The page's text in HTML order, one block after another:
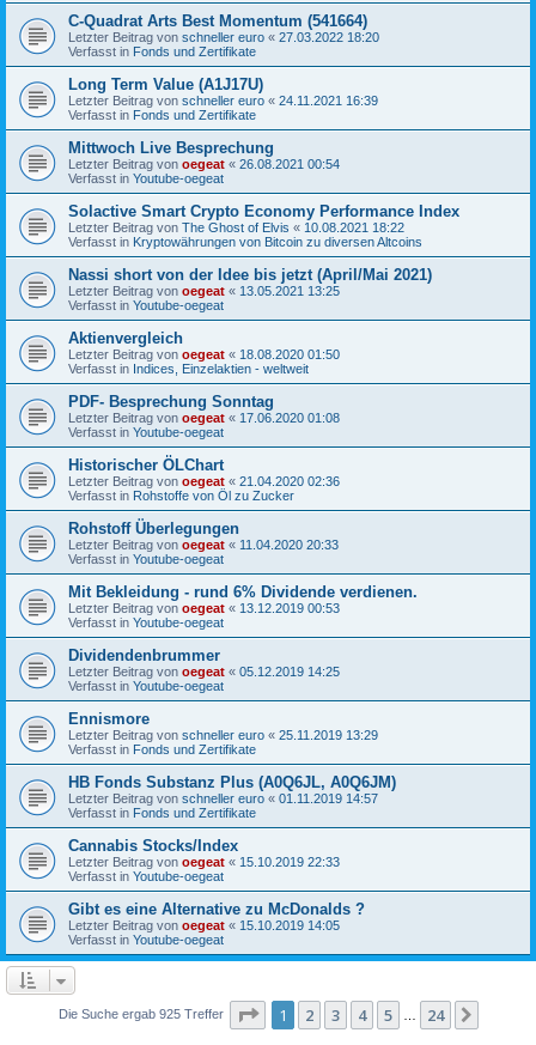
C-Quadrat Arts Best Momentum (541664)
Letzter Beitrag von schneller euro « 27.03.2022 18:20
Verfasst in Fonds und Zertifikate
Long Term Value (A1J17U)
Letzter Beitrag von schneller euro « 24.11.2021 16:39
Verfasst in Fonds und Zertifikate
Mittwoch Live Besprechung
Letzter Beitrag von oegeat « 26.08.2021 00:54
Verfasst in Youtube-oegeat
Solactive Smart Crypto Economy Performance Index
Letzter Beitrag von The Ghost of Elvis « 10.08.2021 18:22
Verfasst in Kryptowährungen von Bitcoin zu diversen Altcoins
Nassi short von der Idee bis jetzt (April/Mai 2021)
Letzter Beitrag von oegeat « 13.05.2021 13:25
Verfasst in Youtube-oegeat
Aktienvergleich
Letzter Beitrag von oegeat « 18.08.2020 01:50
Verfasst in Indices, Einzelaktien - weltweit
PDF- Besprechung Sonntag
Letzter Beitrag von oegeat « 17.06.2020 01:08
Verfasst in Youtube-oegeat
Historischer ÖLChart
Letzter Beitrag von oegeat « 21.04.2020 02:36
Verfasst in Rohstoffe von Öl zu Zucker
Rohstoff Überlegungen
Letzter Beitrag von oegeat « 11.04.2020 20:33
Verfasst in Youtube-oegeat
Mit Bekleidung - rund 6% Dividende verdienen.
Letzter Beitrag von oegeat « 13.12.2019 00:53
Verfasst in Youtube-oegeat
Dividendenbrummer
Letzter Beitrag von oegeat « 05.12.2019 14:25
Verfasst in Youtube-oegeat
Ennismore
Letzter Beitrag von schneller euro « 25.11.2019 13:29
Verfasst in Fonds und Zertifikate
HB Fonds Substanz Plus (A0Q6JL, A0Q6JM)
Letzter Beitrag von schneller euro « 01.11.2019 14:57
Verfasst in Fonds und Zertifikate
Cannabis Stocks/Index
Letzter Beitrag von oegeat « 15.10.2019 22:33
Verfasst in Youtube-oegeat
Gibt es eine Alternative zu McDonalds ?
Letzter Beitrag von oegeat « 15.10.2019 14:05
Verfasst in Youtube-oegeat
Die Suche ergab 925 Treffer Seite 1von 24
1 2 3 4 5 24